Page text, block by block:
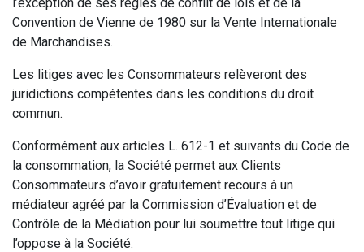
Convention de Vienne de 1980 sur la Vente Internationale
de Marchandises.
Les litiges avec les Consommateurs relèveront des
juridictions compétentes dans les conditions du droit
commun.
Conformément aux articles L. 612-1 et suivants du Code de
la consommation, la Société permet aux Clients
Consommateurs d’avoir gratuitement recours à un
médiateur agréé par la Commission d’Évaluation et de
Contrôle de la Médiation pour lui soumettre tout litige qui
l’oppose à la Société.